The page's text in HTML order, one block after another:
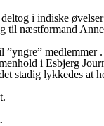
i indiske
til næstformand
i Esbjerg
stadig lykkedes at